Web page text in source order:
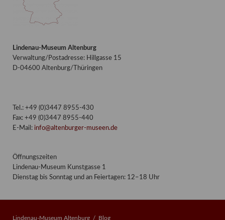
Lindenau-Museum Altenburg
Verwaltung/Postadresse: Hillgasse 15
D-04600 Altenburg/Thüringen
Tel.: +49 (0)3447 8955-430
Fax: +49 (0)3447 8955-440
E-Mail: info@altenburger-museen.de
Öffnungszeiten
Lindenau-Museum Kunstgasse 1
Dienstag bis Sonntag und an Feiertagen: 12–18 Uhr
Lindenau-Museum Altenburg Blog